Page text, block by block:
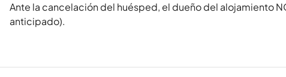
Ante la cancelación del huésped, el dueño del alojamiento
anticipado).